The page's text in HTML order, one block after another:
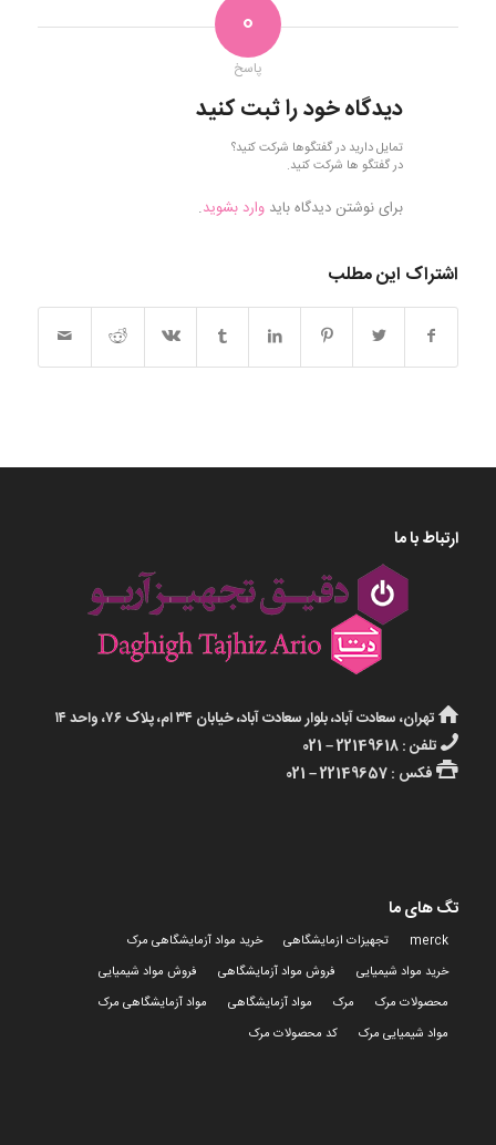
0
پاسخ
دیدگاه خود را ثبت کنید
تمایل دارید در گفتگوها شرکت کنید؟
در گفتگو ها شرکت کنید.
برای نوشتن دیدگاه باید وارد بشوید.
اشتراک این مطلب
ارتباط با ما
تهران، سعادت آباد، بلوار سعادت آباد، خیابان ۳۴ ام، پلاک ۷۶، واحد ۱۴
تلفن : 22149618 – 021
فکس : 22149657 – 021
تگ های ما
merck تجهیزات ازمایشگاهی
خرید مواد آزمایشگاهی مرک
خرید مواد شیمیایی
فروش مواد آزمایشگاهی
فروش مواد شیمیایی
محصولات مرک
مرک مواد آزمایشگاهی
مواد آزمایشگاهی مرک
مواد شیمیایی مرک
کد محصولات مرک